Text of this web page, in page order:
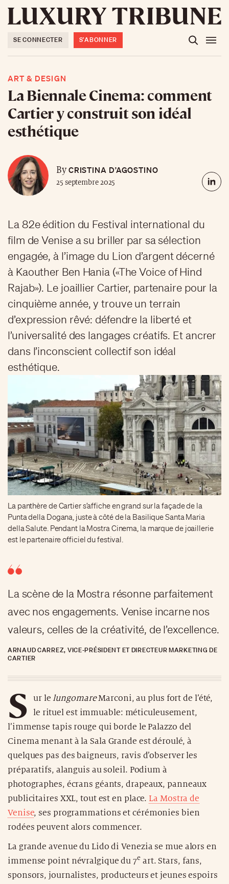
SE CONNECTER S'ABONNER
ART & DESIGN
La Biennale Cinema: comment
Cartier y construit son idéal
esthétique
ByCRISTINA D’AGOSTINO
25 septembre 2025
La 82e édition du Festival international du
film de Venise a su briller par sa sélection
engagée, à l’image du Lion d’argent décerné
à Kaouther Ben Hania («The Voice of Hind
Rajab»). Le joaillier Cartier, partenaire pour la
cinquième année, y trouve un terrain
d’expression rêvé: défendre la liberté et
l’universalité des langages créatifs. Et ancrer
dans l’inconscient collectif son idéal
esthétique.
La panthère de Cartier s’affiche en grand sur la façade de la
Punta della Dogana, juste à côté de la Basilique Santa Maria
della Salute. Pendant la Mostra Cinema, la marque de joaillerie
est le partenaire officiel du festival.
La scène de la Mostra résonne parfaitement
avec nos engagements. Venise incarne nos
valeurs, celles de la créativité, de l’excellence.
ARNAUD CARREZ, VICE-PRÉSIDENT ET DIRECTEUR MARKETING DE
CARTIER
S ur lelungomareMarconi, au plus fort de l’été,
le rituel est immuable: méticuleusement,
l’immense tapis rouge qui borde le Palazzo del
Cinema menant à la Sala Grande est déroulé, à
quelques pas des baigneurs, ravis d’observer les
préparatifs, alanguis au soleil. Podium à
photographes, écrans géants, drapeaux, panneaux
publicitaires XXL, tout est en place. La Mostra de
Venise, ses programmations et cérémonies bien
rodées peuvent alors commencer.
La grande avenue du Lido di Venezia se mue alors en
immense point névralgique du 7eart. Stars, fans,
sponsors, journalistes, producteurs et jeunes espoirs